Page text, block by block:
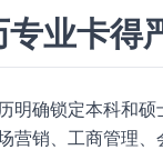
专业卡得
明确锁定本科和
营销、工商管理、